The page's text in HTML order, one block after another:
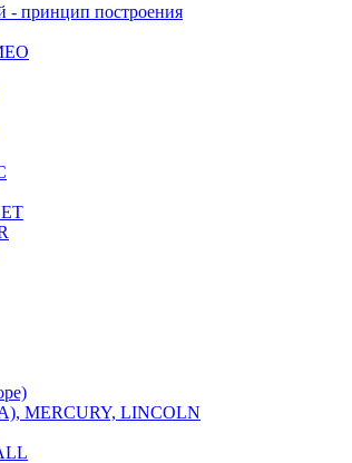
- принцип построения
MERCURY, LINCOLN